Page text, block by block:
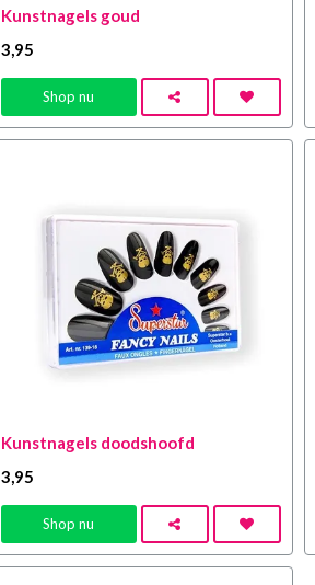
Kunstnagels goud
3,95
Shop nu
Kunstnagels doodshoofd
3 ,95
Shop nu